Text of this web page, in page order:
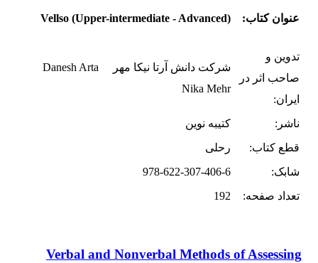
عنوان کتاب: Vellso (Upper-intermediate - Advanced)
تدوین و
صاحب اثر در
ایران:
شرکت دانش آرتا نیکا مهر Danesh Arta
Nika Mehr
ناشر:
کتیبه نوین
قطع کتاب:
رحلی
شابک:
978-622-307-406-6
تعداد صفحه:
192
Verbal and Nonverbal Methods of Assessing